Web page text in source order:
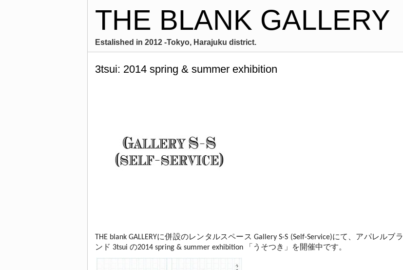
THE BLANK GALLERY
Estalished in 2012 -Tokyo, Harajuku district.
3tsui: 2014 spring & summer exhibition
THE blank GALLERYに併設のレンタルスペース Gallery S-S (Self-Service)にて、アパレルブラ
ンド 3tsui の2014 spring & summer exhibition 「うそつき」を開催中です。